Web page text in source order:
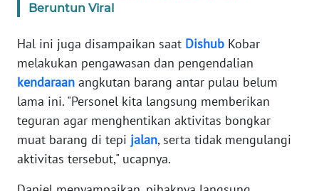
Beruntun Viral
Hal ini juga disampaikan saat Dishub Kobar
melakukan pengawasan dan pengendalian
kendaraan angkutan barang antar pulau belum
lama ini. "Personel kita langsung memberikan
teguran agar menghentikan aktivitas bongkar
muat barang di tepi jalan, serta tidak mengulangi
aktivitas tersebut," ucapnya.
WN
WN
BANTEN
NTT
WN